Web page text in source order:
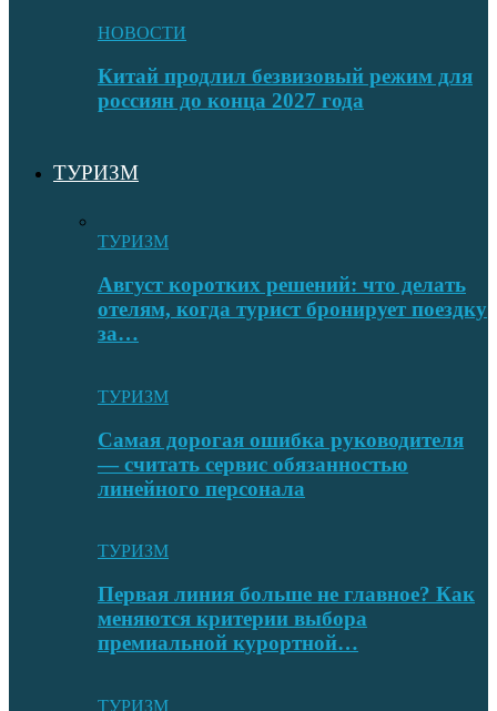
НОВОСТИ
Китай продлил безвизовый режим для
россиян до конца 2027 года
ТУРИЗМ
ТУРИЗМ
Август коротких решений: что делать
отелям, когда турист бронирует поездку
за…
ТУРИЗМ
Самая дорогая ошибка руководителя
— считать сервис обязанностью
линейного персонала
ТУРИЗМ
Первая линия больше не главное? Как
меняются критерии выбора
премиальной курортной…
ТУРИЗМ